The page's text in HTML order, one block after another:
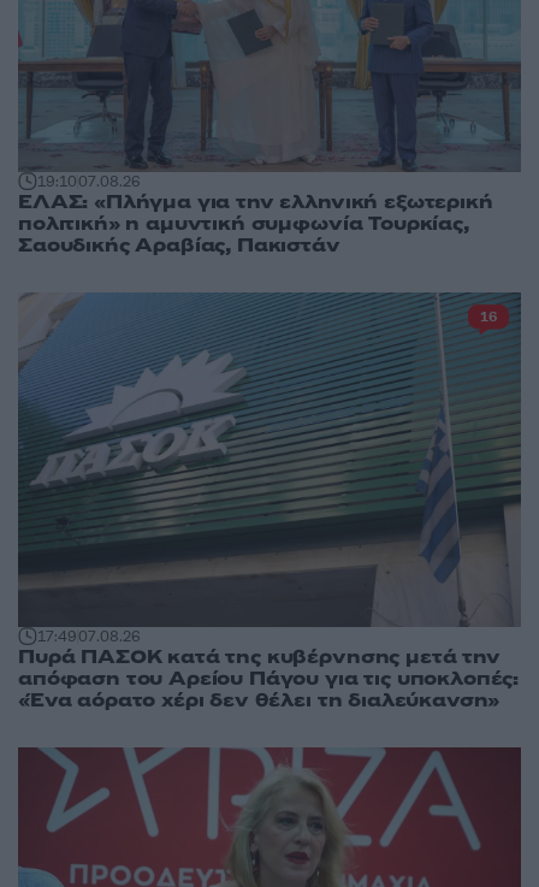
19:1007.08.26
ΕΛΑΣ: «Πλήγμα για την ελληνική εξωτερική
πολιτική» η αμυντική συμφωνία Τουρκίας,
Σαουδικής Αραβίας, Πακιστάν
17:4907.08.26
Πυρά ΠΑΣΟΚ κατά της κυβέρνησης μετά την
απόφαση του Αρείου Πάγου για τις υποκλοπές:
«Ένα αόρατο χέρι δεν θέλει τη διαλεύκανση»
16